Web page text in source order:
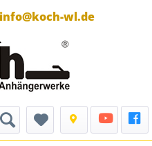
wl.de